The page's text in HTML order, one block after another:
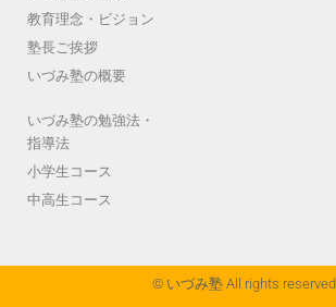
教育理念・ビジョン
塾長ご挨拶
いづみ塾の概要
いづみ塾の勉強法・
指導法
小学生コース
中高生コース
© いづみ塾 All rights reserved